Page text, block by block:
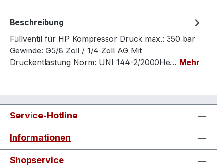
Beschreibung
Füllventil für HP Kompressor Druck max.: 350 bar
Gewinde: G5/8 Zoll / 1/4 Zoll AG Mit
Druckentlastung Norm: UNI 144-2/2000He… Mehr
Service-Hotline
Informationen
Shopservice